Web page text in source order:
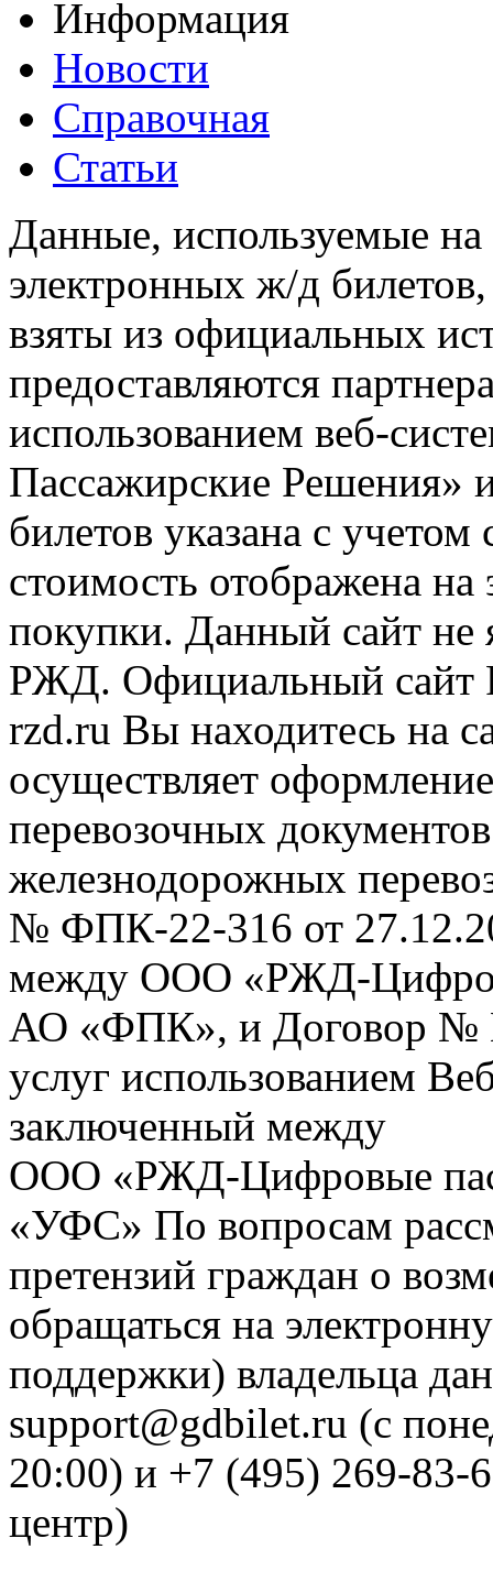
Информация
Новости
Справочная
Статьи
Данные, используемые на
электронных ж/д
взяты из официальных
предоставляются
использованием веб-
Пассажирские
билетов указана с
стоимость отображена
покупки. Данный сайт не
РЖД. Официальный сайт
rzd.ru Вы находитесь на
осуществляет
перевозочных
железнодорожных
№ ФПК-22-316 от
между ООО «РЖД-
АО «ФПК», и Договор №
услуг использованием
заключенный между
ООО «РЖД-Цифровые
«УФС» По вопросам
претензий граждан о
обращаться на
поддержки) владельца
support@gdbilet.ru (с
20:00) и +7 (495) 269-83-
центр)